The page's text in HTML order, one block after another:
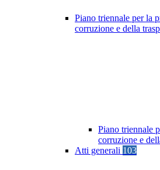
Piano triennale per la
corruzione e della
Piano triennale
corruzione e
Atti generali 103